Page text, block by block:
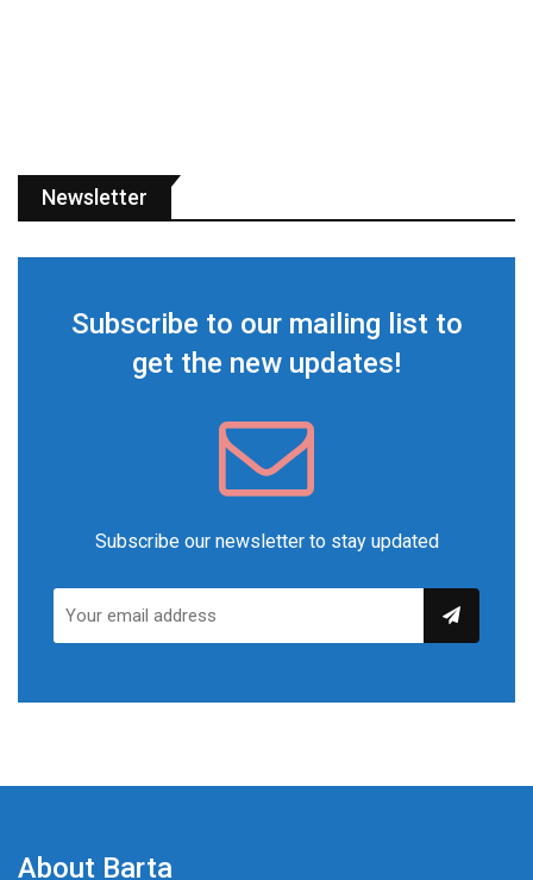
Newsletter
Subscribe to our mailing list to
get the new updates!
Subscribe our newsletter to stay updated
About Barta